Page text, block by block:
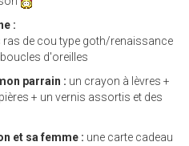
:
ras de cou type goth/renaissance
d'oreilles
parrain : un crayon à lèvres +
+ un vernis assortis et des
et sa femme : une carte cadeau